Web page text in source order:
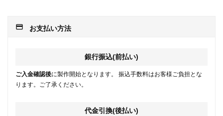
payment お支払い方法
銀行振込(前払い)
ご入金確認後に製作開始となります。 振込手数料はお客様ご負担とな
ります。ご了承ください。
代金引換(後払い)